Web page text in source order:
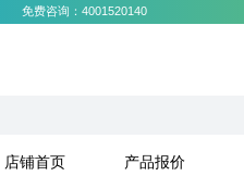
免费咨询：4001520140
店铺首页 产品报价